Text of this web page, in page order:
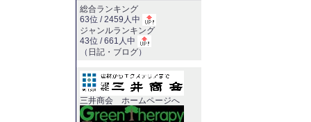
総合ランキング
63位 / 2459人中
ジャンルランキング
43位 / 661人中
（ 日記・ブログ）
三井商会 ホームページへ